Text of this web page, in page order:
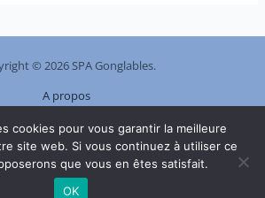
© 2026 SPA Gonglables.
A propos
Contact
Mentions légales
Politique de confidentialité
cookies pour vous garantir la meilleure
site web. Si vous continuez à utiliser ce
que vous en êtes satisfait.
OK